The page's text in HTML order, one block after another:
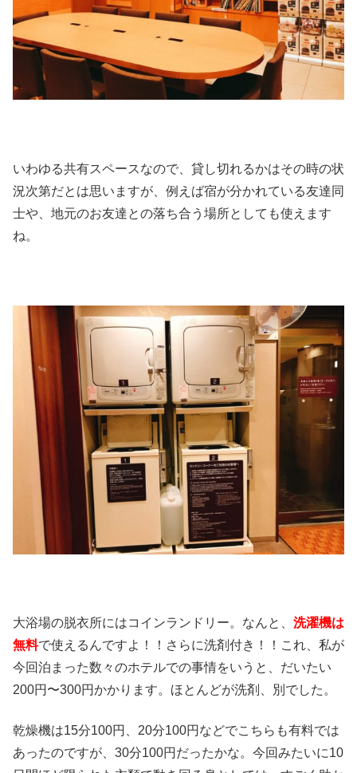
いわゆる共有スペースなので、貸し切れるかはその時の状
況次第だとは思いますが、例えば宿が分かれている友達同
士や、地元のお友達との落ち合う場所としても使えます
ね。
大浴場の脱衣所にはコインランドリー。なんと、 洗濯機は
無料で使えるんですよ！！さらに洗剤付き！！これ、私が
今回泊まった数々のホテルでの事情をいうと、だいたい
200円〜300円かかります。ほとんどが洗剤、別でした。
乾燥機は15分100円、20分100円などでこちらも有料では
あったのですが、30分100円だったかな。今回みたいに10